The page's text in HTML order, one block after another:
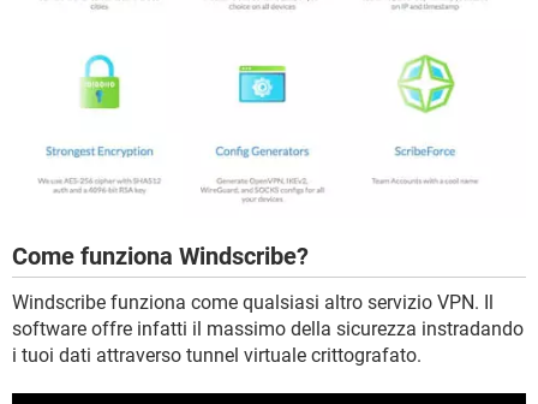
Come funziona Windscribe?
Windscribe funziona come qualsiasi altro servizio VPN. Il
software offre infatti il massimo della sicurezza instradando
i tuoi dati attraverso tunnel virtuale crittografato.